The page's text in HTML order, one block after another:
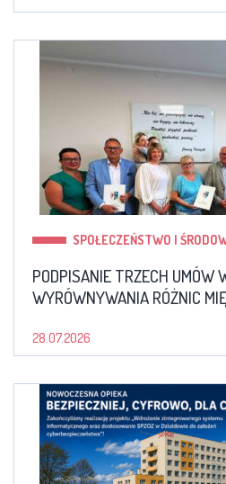
SPOŁECZEŃSTWO I
PODPISANIE TRZECH UMÓW
WYRÓWNYWANIA RÓŻNIC
28.07.2026